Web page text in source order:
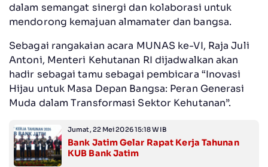
dalam semangat sinergi dan kolaborasi untuk
mendorong kemajuan almamater dan bangsa.
Sebagai rangakaian acara MUNAS ke-VI, Raja Juli
Antoni, Menteri Kehutanan RI dijadwalkan akan
hadir sebagai tamu sebagai pembicara “Inovasi
Hijau untuk Masa Depan Bangsa: Peran Generasi
Muda dalam Transformasi Sektor Kehutanan”.
Jumat, 22 Mei 2026 15:18 WIB
Bank Jatim Gelar Rapat Kerja Tahunan
KUB Bank Jatim